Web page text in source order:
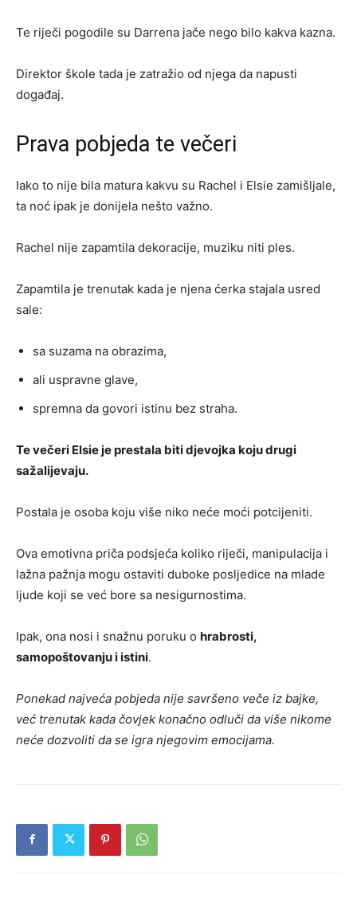
Te riječi pogodile su Darrena jače nego bilo kakva kazna.
Direktor škole tada je zatražio od njega da napusti
događaj.
Prava pobjeda te večeri
Iako to nije bila matura kakvu su Rachel i Elsie zamišljale,
ta noć ipak je donijela nešto važno.
Rachel nije zapamtila dekoracije, muziku niti ples.
Zapamtila je trenutak kada je njena ćerka stajala usred
sale:
sa suzama na obrazima,
ali uspravne glave,
spremna da govori istinu bez straha.
Te večeri Elsie je prestala biti djevojka koju drugi
sažalijevaju.
Postala je osoba koju više niko neće moći potcijeniti.
Ova emotivna priča podsjeća koliko riječi, manipulacija i
lažna pažnja mogu ostaviti duboke posljedice na mlade
ljude koji se već bore sa nesigurnostima.
Ipak, ona nosi i snažnu poruku o hrabrosti,
samopoštovanju i istini.
Ponekad najveća pobjeda nije savršeno veče iz bajke,
već trenutak kada čovjek konačno odluči da više nikome
neće dozvoliti da se igra njegovim emocijama.